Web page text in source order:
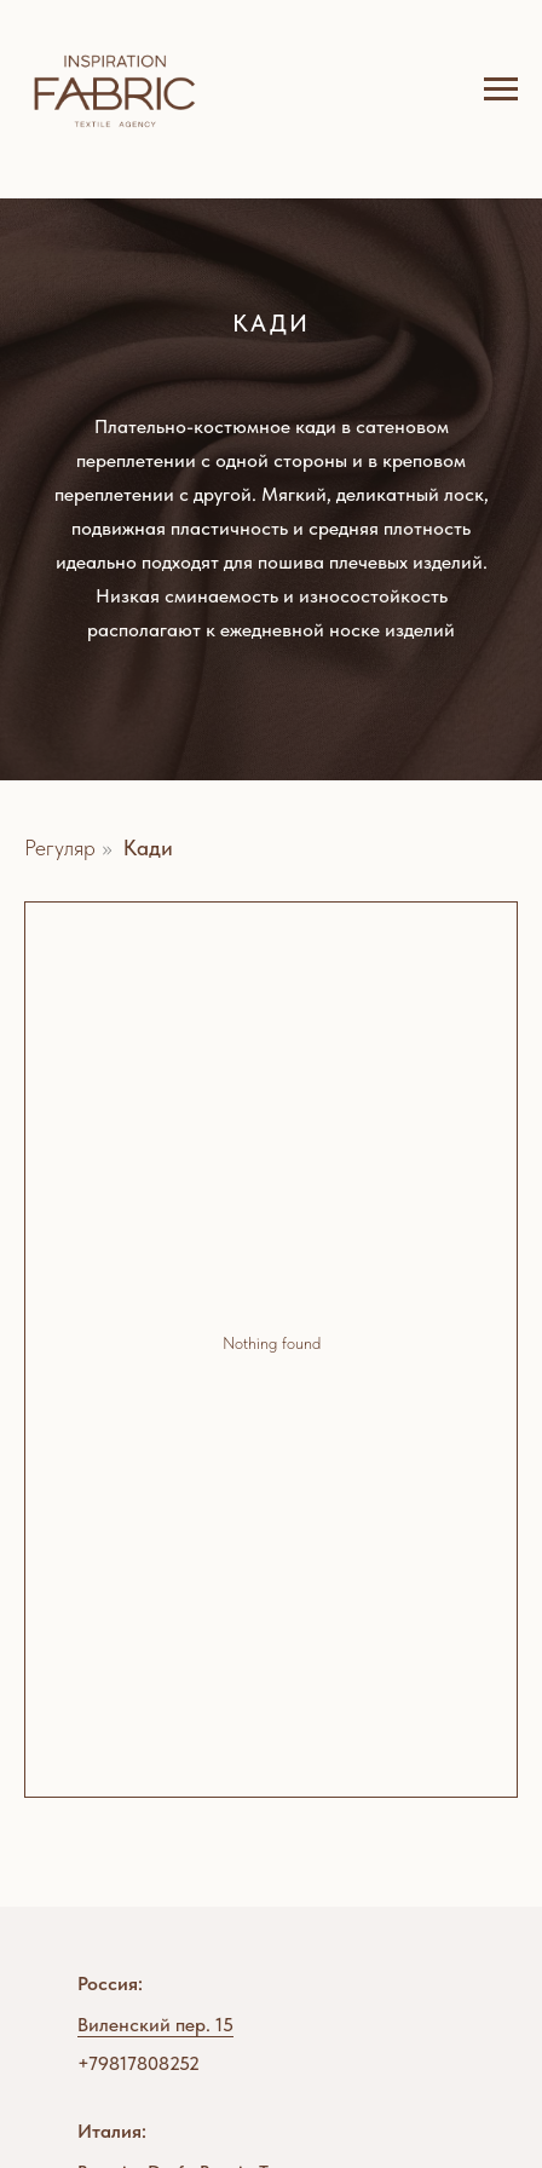
КАДИ
Плательно-костюмное кади в сатеновом
переплетении с одной стороны и в креповом
переплетении с другой. Мягкий, деликатный лоск,
подвижная пластичность и средняя плотность
идеально подходят для пошива плечевых изделий.
Низкая сминаемость и износостойкость
располагают к ежедневной носке изделий
Регуляр » Кади
Nothing found
Виленский пер. 15
+79817808252
Россия:
Италия: